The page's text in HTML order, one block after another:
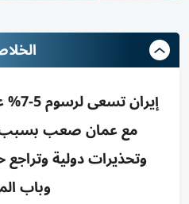
مع عمان صعب بسبب
وتحذيرات دولية
وباب